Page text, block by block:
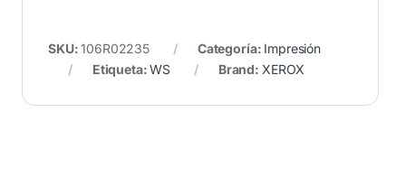
SKU:106R02235 Categoría: Impresión
Etiqueta:WS Brand: XEROX